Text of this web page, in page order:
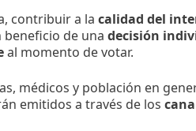
contribuir a la calidad del
beneficio de una decisión
al momento de votar.
médicos y población en
emitidos a través de los